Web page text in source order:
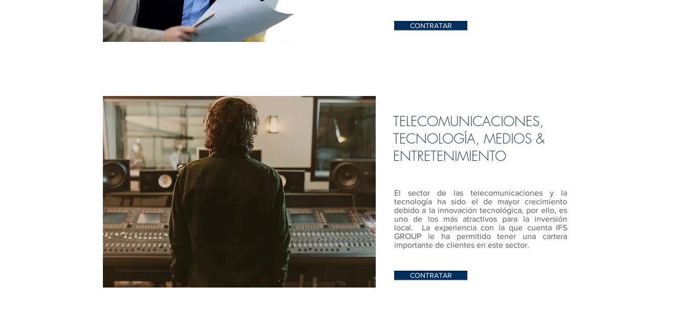
CONTRATAR
TELECOMUNICACIONES,
TECNOLOGÍA, MEDIOS &
ENTRETENIMIENTO
El sector de las telecomunicaciones y la
tecnología ha sido el de mayor crecimiento
debido a la innovación tecnológica, por ello, es
uno de los más atractivos para la inversión
local. La experiencia con la que cuenta IFS
GROUP le ha permitido tener una cartera
importante de clientes en este sector.
CONTRATAR